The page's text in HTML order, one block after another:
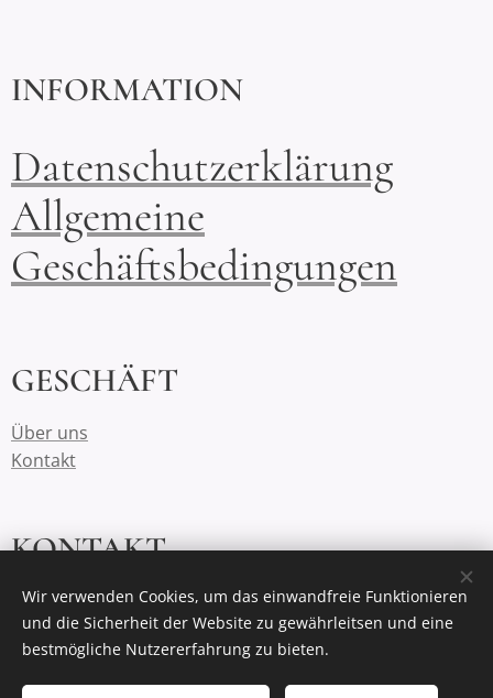
INFORMATION
Datenschutzerklärung
Allgemeine
Geschäftsbedingungen
GESCHÄFT
Über uns
Kontakt
KONTAKT
mhr-reitsport(at)gmx.de
+49(0)4321 -520484
Wir verwenden Cookies, um das einwandfreie Funktionieren
und die Sicherheit der Website zu gewährleitsen und eine
bestmögliche Nutzererfahrung zu bieten.